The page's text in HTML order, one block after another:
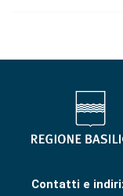
Contatti e